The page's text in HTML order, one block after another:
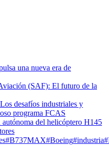
una nueva era de
(SAF): El futuro de la
desafíos industriales y
programa FCAS
del helicóptero H145
#B737MAX#Boeing#industria